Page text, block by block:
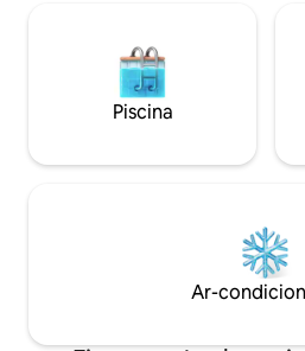
com ventilador de teto no quarto
principal e um sistema de alarme.
hóspedes dizem que o aluguel é
mais impressionante
Licenças #23-NSTR-13400 & #24-
oferece seus próprios
classe mundial, bares, parque à
rio, juntamente com vizinhos
Ele oferece um descanso do
Piscina
Ar-